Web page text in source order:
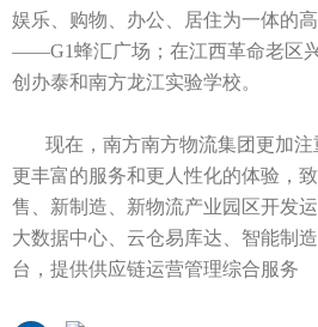
娱乐、购物、办公、居住为一体的
——G1蜂汇广场；在江西革命老区
创办泰和南方龙江实验学校。
现在，南方南方物流集团更加注
更丰富的服务和更人性化的体验，
售、新制造、新物流产业园区开发
大数据中心、云仓易库达、智能制
台，提供供应链运营管理综合服务